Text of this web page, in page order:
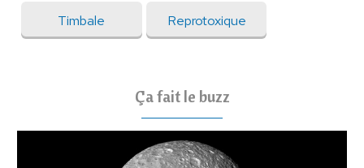
Timbale Reprotoxique
Ça fait le buzz